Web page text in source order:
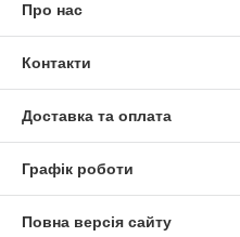
Про нас
Контакти
Доставка та оплата
Графік роботи
Повна версія сайту